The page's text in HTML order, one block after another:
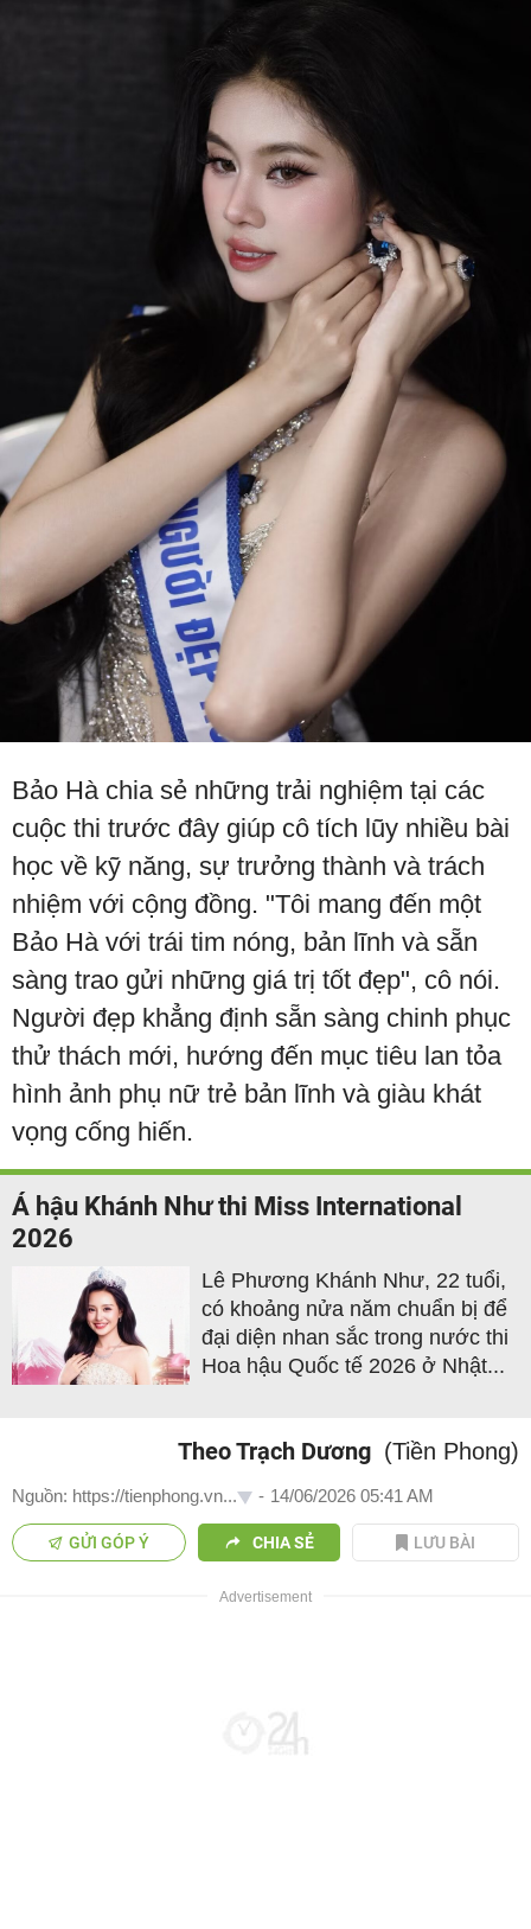
Bảo Hà chia sẻ những trải nghiệm tại các
cuộc thi trước đây giúp cô tích lũy nhiều bài
học về kỹ năng, sự trưởng thành và trách
nhiệm với cộng đồng. "Tôi mang đến một
Bảo Hà với trái tim nóng, bản lĩnh và sẵn
sàng trao gửi những giá trị tốt đẹp", cô nói.
Người đẹp khẳng định sẵn sàng chinh phục
thử thách mới, hướng đến mục tiêu lan tỏa
hình ảnh phụ nữ trẻ bản lĩnh và giàu khát
vọng cống hiến.
Á hậu Khánh Như thi Miss International
2026
Lê Phương Khánh Như, 22 tuổi,
có khoảng nửa năm chuẩn bị để
đại diện nhan sắc trong nước thi
Hoa hậu Quốc tế 2026 ở Nhật...
Theo Trạch Dương (Tiền Phong)
Nguồn: https://tienphong.vn... - 14/06/2026 05:41 AM
GỬI GÓP Ý CHIA SẺ LƯU BÀI